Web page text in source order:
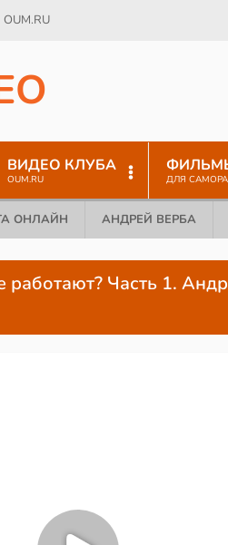
OUM.RU
O
ВИДЕО КЛУБА
OUM.RU ДЛЯ
ОНЛАЙН АНДРЕЙ ВЕРБА
работают? Часть 1.